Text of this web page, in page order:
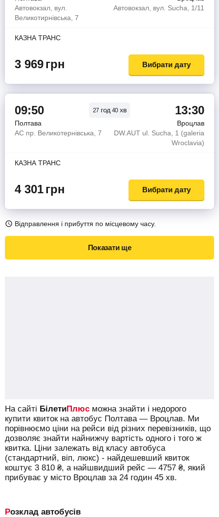
Автовокзал, вул.
Великотирнівська, 7
Автовокзал, вул. Sucha, 1/11
КАЗНА ТРАНС
3 969грн Вибрати дату
09:50 27 год 40 хв 13:30
Полтава
Вроцлав
АС пр. Великотернівська, 7
DW.AUT ul. Sucha, 1 (galeria
Wroclavia)
КАЗНА ТРАНС
4 301грн Вибрати дату
Відправлення і прибуття по місцевому часу.
Показати ще
На сайті БілетиПлюс можна знайти і недорого
купити квиток на автобус Полтава — Вроцлав. Ми
порівнюємо ціни на рейси від різних перевізників, що
дозволяє знайти найнижчу вартість одного і того ж
квитка. Ціни залежать від класу автобуса
(стандартний, віп, люкс) - найдешевший квиток
коштує 3 810 ₴, а найшвидший рейс — 4757 ₴, який
прибуває у місто Вроцлав за 24 годин 45 хв.
Розклад автобусів